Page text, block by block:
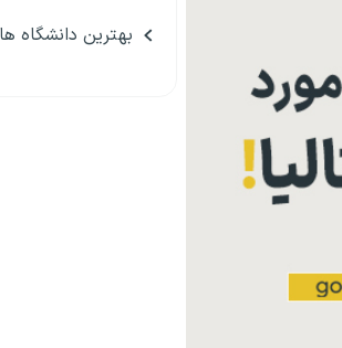
بهترین دانشگاه